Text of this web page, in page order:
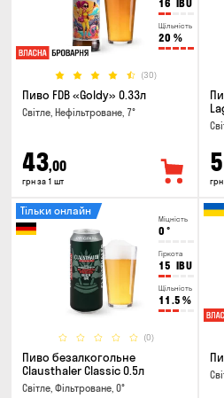
16 IBU
Щільність
20 %
(30)
Пиво FDB «Goldy» 0.33л
Світле, Нефільтроване, 7°
43,00
грн за 1 шт
Міцність
0 °
Гіркота
15 IBU
Щільність
11.5 %
(0)
Тільки онлайн
Пиво безалкогольне
Clausthaler Classic 0.5л
Світле, Фільтроване, 0°